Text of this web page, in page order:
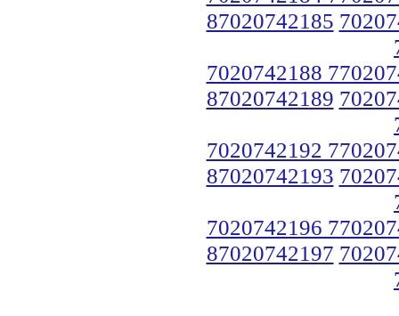
87020742185
7020742188
87020742189
7020742192
87020742193
7020742196
87020742197